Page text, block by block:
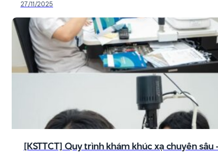
27/11/2025
[KSTTCT] Quy trình khám khúc xạ chuyên